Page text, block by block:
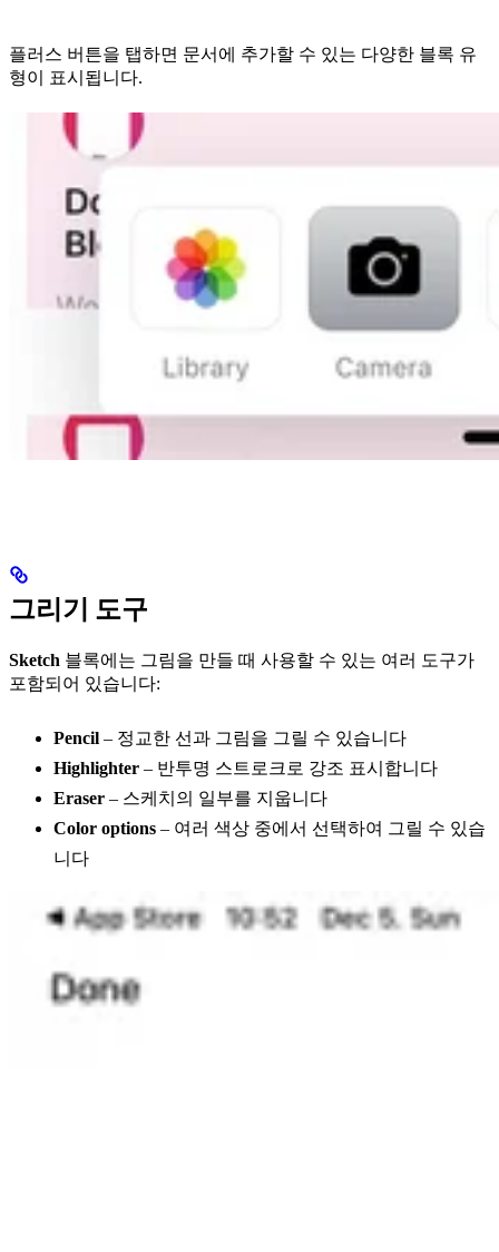
플러스 버튼을 탭하면 문서에 추가할 수 있는 다양한 블록 유
형이 표시됩니다.
그리기 도구
Sketch 블록에는 그림을 만들 때 사용할 수 있는 여러 도구가
포함되어 있습니다:
Pencil – 정교한 선과 그림을 그릴 수 있습니다
Highlighter – 반투명 스트로크로 강조 표시합니다
Eraser – 스케치의 일부를 지웁니다
Color options – 여러 색상 중에서 선택하여 그릴 수 있습
니다